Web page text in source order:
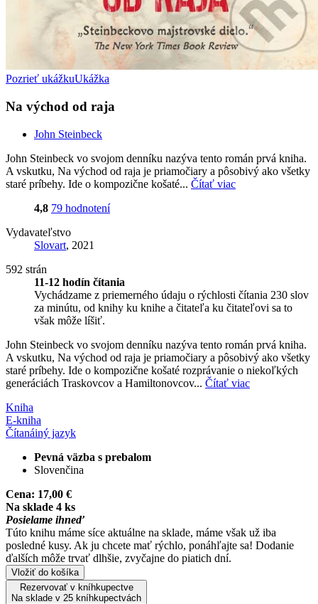
Pozrieť ukážkuUkážka
Na východ od raja
John Steinbeck
John Steinbeck vo svojom denníku nazýva tento román prvá kniha.
A vskutku, Na východ od raja je priamočiary a pôsobivý ako všetky
staré príbehy. Ide o kompozične košaté... Čítať viac
4,8 79 hodnotení
Vydavateľstvo
Slovart, 2021
592 strán
11-12 hodín čítania
Vychádzame z priemerného údaju o rýchlosti čítania 230 slov
za minútu, od knihy ku knihe a čitateľa ku čitateľovi sa to
však môže líšiť.
John Steinbeck vo svojom denníku nazýva tento román prvá kniha.
A vskutku, Na východ od raja je priamočiary a pôsobivý ako všetky
staré príbehy. Ide o kompozične košaté rozprávanie o niekoľkých
generáciách Traskovcov a Hamiltonovcov... Čítať viac
Kniha
E-kniha
Čítanáiný jazyk
Pevná väzba s prebalom
Slovenčina
Cena: 17,00 €
Na sklade 4 ks
Posielame ihneď
Túto knihu máme síce aktuálne na sklade, máme však už iba
posledné kusy. Ak ju chcete mať rýchlo, ponáhľajte sa! Dodanie
ďalších môže trvať dlhšie, zvyčajne do piatich dní.
Vložiť do košíka
Rezervovať v kníhkupectve
Na sklade v 25 kníhkupectvách